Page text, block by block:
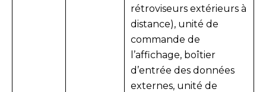
rétroviseurs extérieurs à
distance), unité de
commande de
l’affichage, boîtier
d’entrée des données
externes, unité de